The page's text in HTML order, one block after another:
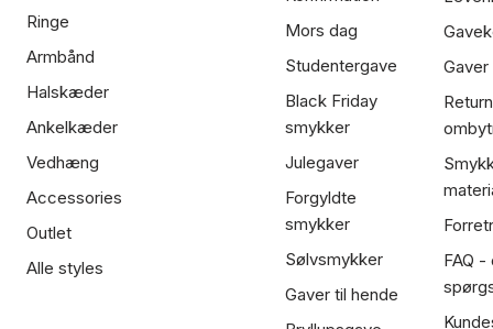
Ringe
Armbånd
Halskæder
Ankelkæder
Vedhæng
Accessories
Outlet
Alle styles
Mors dag
Studentergave
Black Friday
smykker
Julegaver
Forgyldte
smykker
Sølvsmykker
Gaver til hende
FAQ